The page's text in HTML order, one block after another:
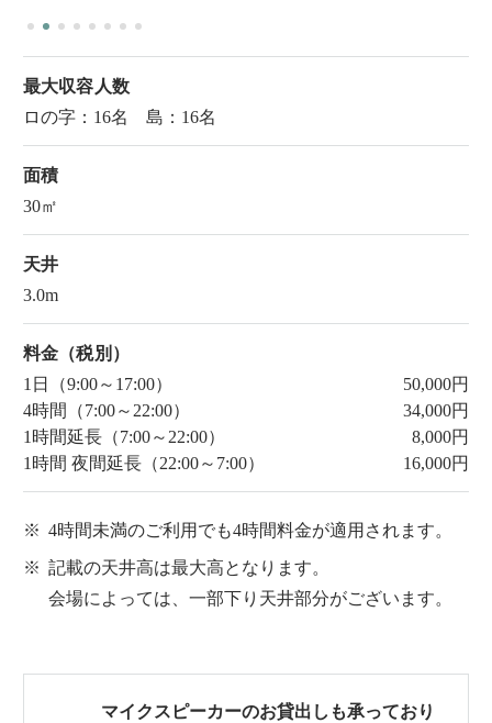
最大収容人数
ロの字：16名 島：16名
面積
30㎡
天井
3.0m
料金（税別）
1日（9:00～17:00）
50,000円
4時間（7:00～22:00）
34,000円
1時間延長（7:00～22:00）
8,000円
1時間 夜間延長（22:00～7:00）
16,000円
※ 4時間未満のご利用でも4時間料金が適用されます。
※ 記載の天井高は最大高となります。
会場によっては、一部下り天井部分がございます。
マイクスピーカーのお貸出しも承っており